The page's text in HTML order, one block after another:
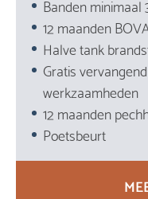
Banden minimaal
12 maanden
Halve tank
Gratis
werkzaamheden
12 maanden
Poetsbeurt